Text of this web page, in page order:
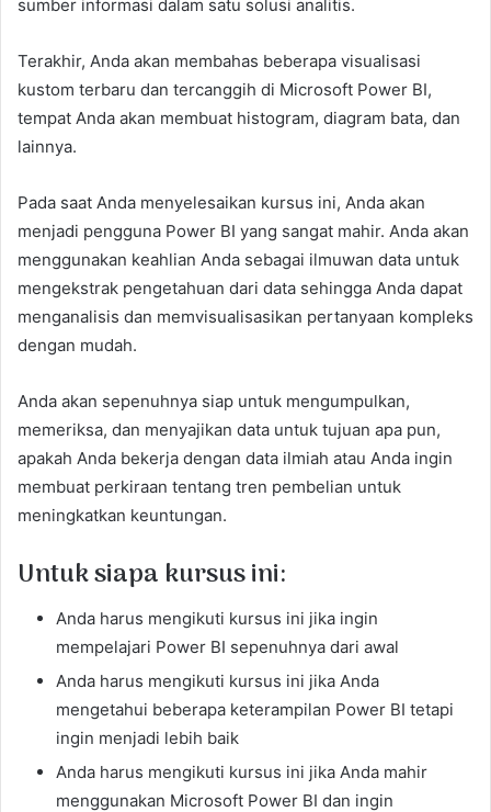
sumber informasi dalam satu solusi analitis.
Terakhir, Anda akan membahas beberapa visualisasi
kustom terbaru dan tercanggih di Microsoft Power BI,
tempat Anda akan membuat histogram, diagram bata, dan
lainnya.
Pada saat Anda menyelesaikan kursus ini, Anda akan
menjadi pengguna Power BI yang sangat mahir. Anda akan
menggunakan keahlian Anda sebagai ilmuwan data untuk
mengekstrak pengetahuan dari data sehingga Anda dapat
menganalisis dan memvisualisasikan pertanyaan kompleks
dengan mudah.
Anda akan sepenuhnya siap untuk mengumpulkan,
memeriksa, dan menyajikan data untuk tujuan apa pun,
apakah Anda bekerja dengan data ilmiah atau Anda ingin
membuat perkiraan tentang tren pembelian untuk
meningkatkan keuntungan.
Untuk siapa kursus ini:
Anda harus mengikuti kursus ini jika ingin
mempelajari Power BI sepenuhnya dari awal
Anda harus mengikuti kursus ini jika Anda
mengetahui beberapa keterampilan Power BI tetapi
ingin menjadi lebih baik
Anda harus mengikuti kursus ini jika Anda mahir
menggunakan Microsoft Power BI dan ingin